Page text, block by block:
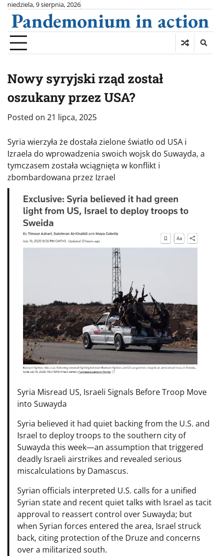
Skip
content
niedziela, 9 sierpnia, 2026
Pandemonium in action
Nowy syryjski rząd został
oszukany przez USA?
Posted on 21 lipca, 2025
Syria wierzyła że dostała zielone światło od USA i
Izraela do wprowadzenia swoich wojsk do Suwayda, a
tymczasem została wciągnięta w konflikt i
zbombardowana przez Izrael
Syria Misread US, Israeli Signals Before Troop Move
into Suwayda
Syria believed it had quiet backing from the U.S. and
Israel to deploy troops to the southern city of
Suwayda this week—an assumption that triggered
deadly Israeli airstrikes and revealed serious
miscalculations by Damascus.
Syrian officials interpreted U.S. calls for a unified
Syrian state and recent quiet talks with Israel as tacit
approval to reassert control over Suwayda; but
when Syrian forces entered the area, Israel struck
back, citing protection of the Druze and concerns
over a militarized south.